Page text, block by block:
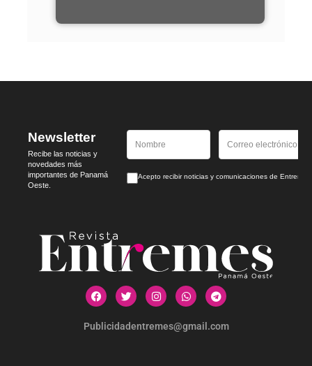
Newsletter
Recibe las noticias y
novedades más
importantes de Panamá
Oeste.
Acepto recibir noticias y comunicaciones de
Publicidadentremes@gmail.com